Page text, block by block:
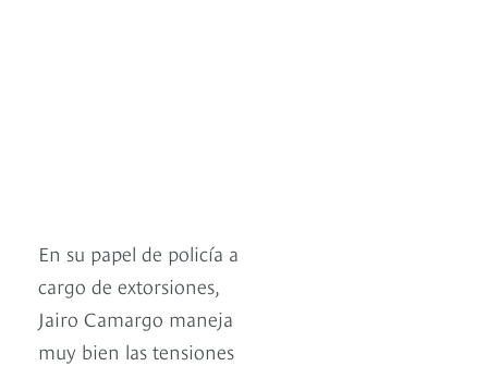
En su papel de policía a
cargo de extorsiones,
Jairo Camargo maneja
muy bien las tensiones